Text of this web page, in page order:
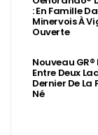
: En Famille
Minervois À
Ouverte
Nouveau GR®
Entre Deux
Dernier De La
Né